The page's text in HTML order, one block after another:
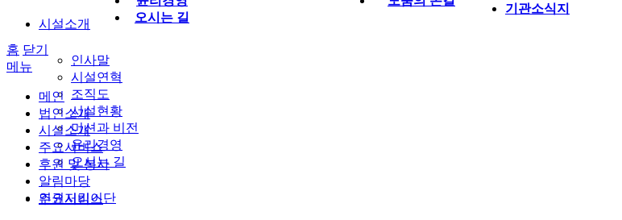
시설소개
인사말
시설연혁
조직도
시설현황
미션과 비전
윤리경영
오시는 길
주요서비스
오시는 길
기관소식지
홈 닫기
메뉴
메인
법인소개
시설소개
주요서비스
후원 및 봉사
알림마당
인권지킴이단